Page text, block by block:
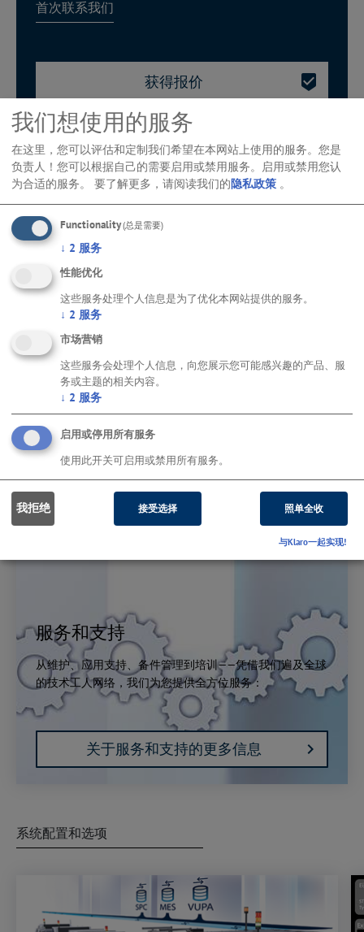
首次联系我们
获得报价
预约一个演示日期
寻找其他联系人
有针对性地寻找正确的产品：
产品和解决方案查找器
服务和支持
从维护、应用支持、备件管理到培训——凭借我们遍及全球
的技术工人网络，我们为您提供全方位服务：
关于服务和支持的更多信息
系统配置和选项
我们想使用的服务
在这里，您可以评估和定制我们希望在本网站上使用的服务。您是
负责人！您可以根据自己的需要启用或禁用服务。启用或禁用您认
为合适的服务。
要了解更多，请阅读我们的隐私政策 。
Functionality(总是需要)
↓ 2 服务
性能优化
这些服务处理个人信息是为了优化本网站提供的服务。
↓ 2 服务
市场营销
这些服务会处理个人信息，向您展示您可能感兴趣的产品、服
务或主题的相关内容。
↓ 2 服务
启用或停用所有服务
使用此开关可启用或禁用所有服务。
我拒绝 接受选择 照单全收
与Klaro一起实现!